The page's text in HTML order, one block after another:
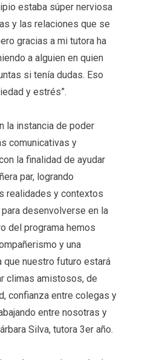
estaba súper nerviosa
y las relaciones que se
gracias a mi tutora ha
a alguien en quien
si tenía dudas. Eso
y estrés”.
la instancia de poder
comunicativas y
la finalidad de ayudar
par, logrando
realidades y contextos
desenvolverse en la
del programa hemos
y una
que nuestro futuro estará
climas amistosos, de
confianza entre colegas y
entre nosotras y
Silva, tutora 3er año.